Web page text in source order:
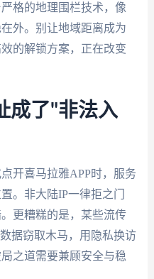
格的地理围栏技术，像
外。别让地域距离成为
的解锁方案，正在改变
成了"非法入
开喜马拉雅APP时，服务
。非大陆IP一律拒之门
更糟糕的是，某些流传
据窃取木马，用隐私换访
之道需要兼顾安全与稳